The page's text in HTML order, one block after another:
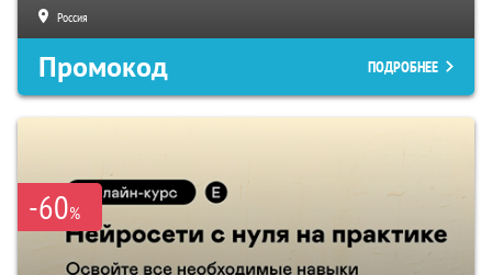
Россия
Промокод ПОДРОБНЕЕ
-60%